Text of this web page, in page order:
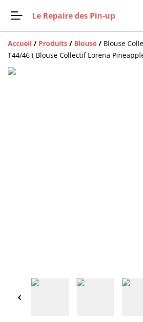
Le Repaire des Pin-up
Accueil / Produits / Blouse / Blouse
T44/46 ( Blouse Collectif Lorena